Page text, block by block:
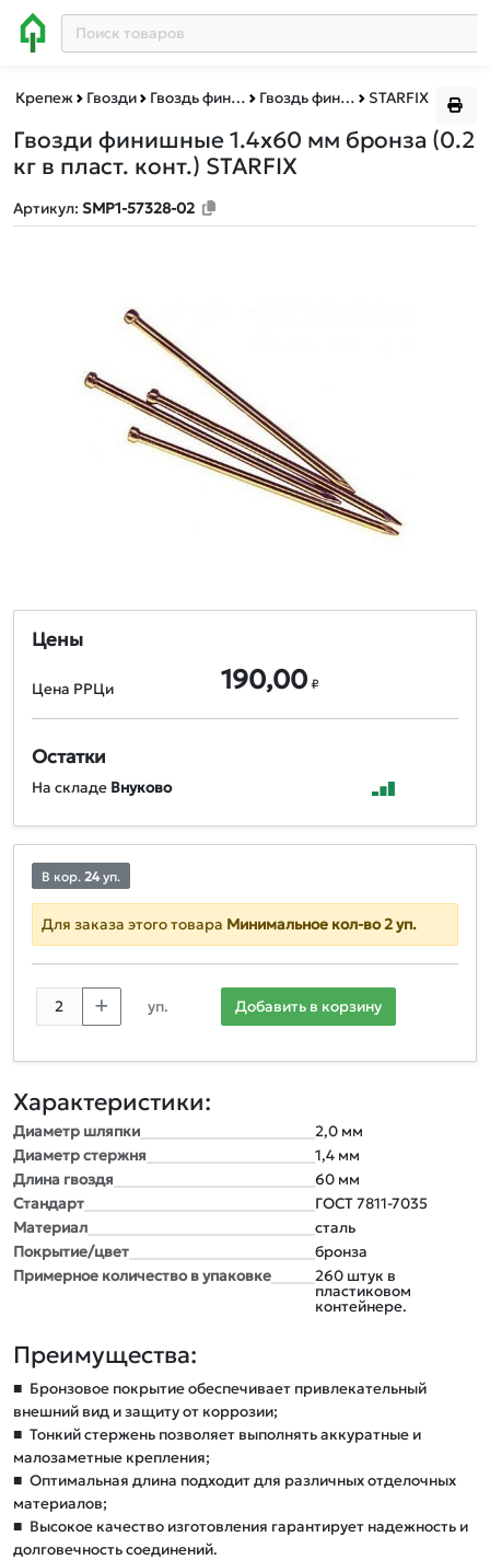
Крепеж Гвозди Гвоздь финишный бронза Гвоздь финишный бронза пластиковый контейнер STARFIX
Гвозди финишные 1.4х60 мм бронза (0.2
кг в пласт. конт.) STARFIX
Артикул: SMP1-57328-02
Цены
Цена РРЦи 190,00 ₽
Остатки
На складе Внуково
В кор. 24уп.
Для заказа этого товара Минимальное кол-во 2 уп.
уп. Добавить в корзину
Характеристики:
Диаметр шляпки
2,0 мм
Диаметр стержня
1,4 мм
Длина гвоздя
60 мм
Стандарт
ГОСТ 7811-7035
Материал
сталь
Покрытие/цвет
бронза
Примерное количество в упаковке
260 штук в
пластиковом
контейнере.
Преимущества:
■ Бронзовое покрытие обеспечивает привлекательный
внешний вид и защиту от коррозии;
■ Тонкий стержень позволяет выполнять аккуратные и
малозаметные крепления;
■ Оптимальная длина подходит для различных отделочных
материалов;
■ Высокое качество изготовления гарантирует надежность и
долговечность соединений.